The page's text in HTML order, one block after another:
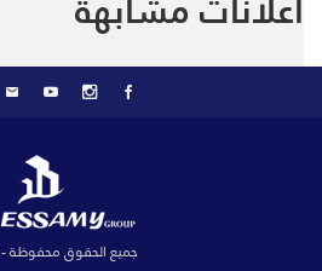
جميع الحقوق محفوظة - 2026